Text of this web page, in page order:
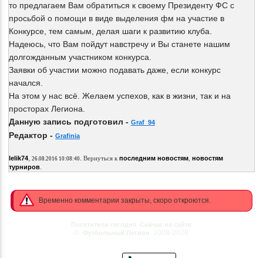
то предлагаем Вам обратиться к своему Президенту ФС с
просьбой о помощи в виде выделения фм на участие в
Конкурсе, тем самым, делая шаги к развитию клуба.
Надеюсь, что Вам пойдут навстречу и Вы станете нашим
долгожданным участником конкурса.
Заявки об участии можно подавать даже, если конкурс
начался.
На этом у нас всё. Желаем успехов, как в жизни, так и на
просторах Легиона.
Данную запись подготовил - Graf_94
Редактор - Grafinia
lelik74, 26.08.2016 10:08:40. Вернуться к последним новостям, новостям
турниров.
Временно комментарии закрыты, скоро откроются.